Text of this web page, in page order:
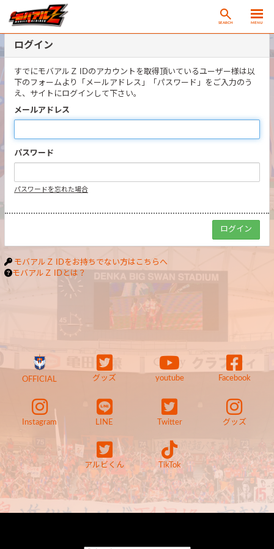
SEARCH MENU
ログイン
すでにモバアルＺ IDのアカウントを取得頂いているユーザー様は以
下のフォームより「メールアドレス」「パスワード」をご入力のう
え、サイトにログインして下さい。
メールアドレス
パスワード
パスワードを忘れた場合
モバアルＺ IDをお持ちでない方はこちらへ
モバアルＺ IDとは？
OFFICIAL グッズ youtube Facebook
Instagram LINE Twitter グッズ
アルビくん TikTok